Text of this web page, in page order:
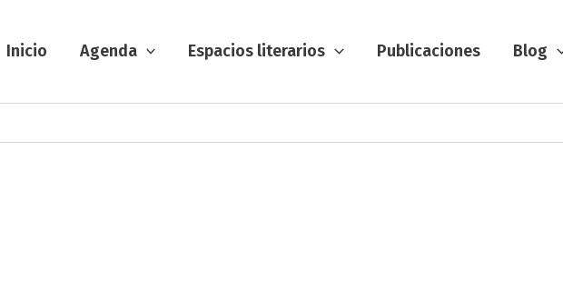
Inicio Agenda Espacios literarios Publicaciones Blog